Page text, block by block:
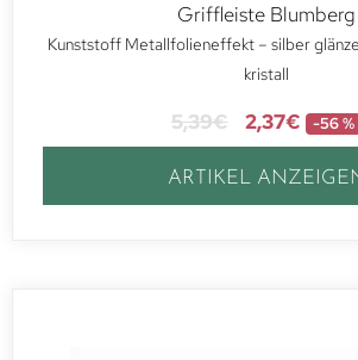
Griffleiste Blumberg
Kunststoff Metallfolieneffekt – silber
kristall
5,39€ 2,37€ -56 %
ARTIKEL